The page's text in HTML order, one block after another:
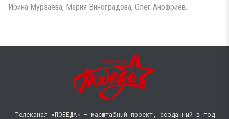
Ирина Мурзаева, Мария Виноградова, Олег Анофриев..
Телеканал «ПОБЕДА» — масштабный проект, созданный в год